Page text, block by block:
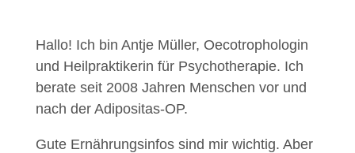
Hallo! Ich bin Antje Müller, Oecotrophologin
und Heilpraktikerin für Psychotherapie. Ich
berate seit 2008 Jahren Menschen vor und
nach der Adipositas-OP.
Gute Ernährungsinfos sind mir wichtig. Aber